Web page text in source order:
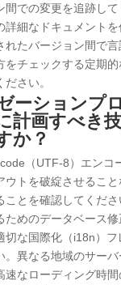
間での変更を追跡し
詳細なドキュメント
れたバージョン間で言
をチェックする定期
さい。
ーションプ
計画すべき
か？
（UTF-8）エンコ
ウトを破綻させること
ことを確認してくだ
ためのデータベース修
切な国際化（i18n）フ
。異なる地域のサー
速なローディング時